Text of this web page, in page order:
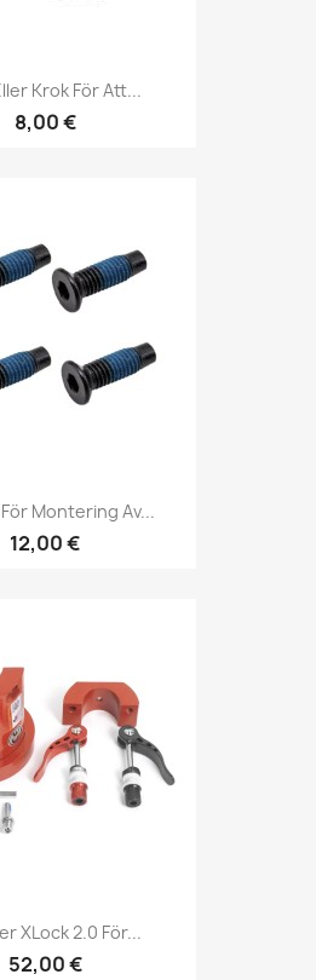
Krok För Att...
8,00 €
Montering Av...
12,00 €
XLock 2.0 För...
52,00 €